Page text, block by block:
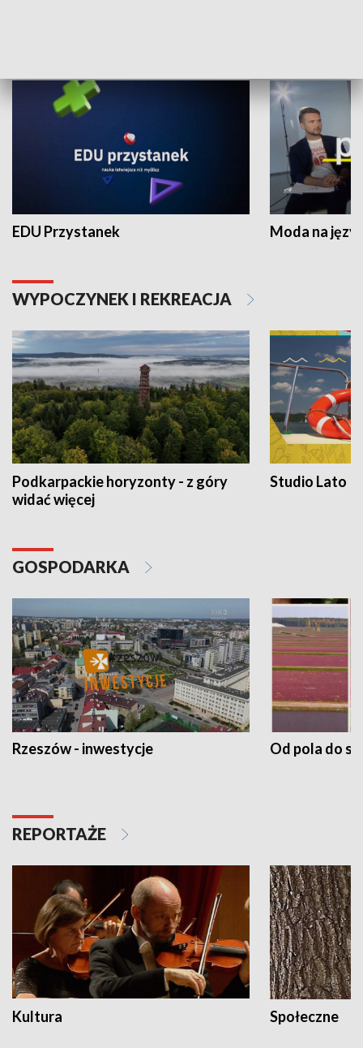
EDU Przystanek Moda na
WYPOCZYNEK I REKREACJA
Podkarpackie horyzonty - z góry
widać więcej
Studio Lato
GOSPODARKA
Rzeszów - inwestycje Od pola do
REPORTAŻE
Kultura Społeczne